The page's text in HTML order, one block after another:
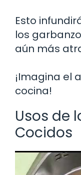
Esto
los
aún más
¡Imagina el
cocina!
Usos de
Cocidos